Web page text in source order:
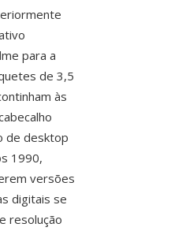
para a
de 3,5
às
de desktop
1990,
versões
digitais se
resolução